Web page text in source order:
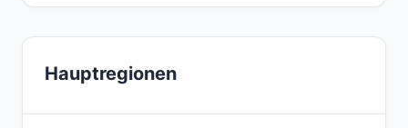
Hauptregionen